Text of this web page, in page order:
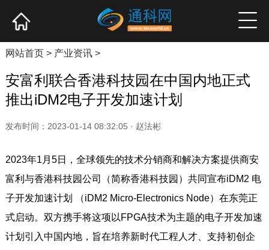
产业资讯 企业新品 高端访谈
网站首页> 产业资讯>
安富利联合香港科技园在中国内地正式
推出iDM2电子开发加速计划
发布时间：2023-01-14 08:32:05 · 赵法彬
2023年1月5日，全球领先的技术分销商和解决方案提供商安
富利与香港科技园公司（简称香港科技园）共同宣布iDM2 电
子开发加速计划 （iDM2 Micro-Electronics Node）在东莞正
式启动。双方携手将这项以FPGA技术为主题的电子开发加速
计划引入中国内地，旨在培养新时代工程人才、支持初创企